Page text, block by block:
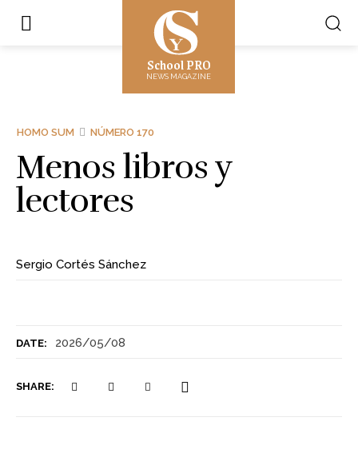
School PRO
NEWS MAGAZINE
DATE: 2026/05/08
SHARE:
HOMO SUM NÚMERO 170
Menos libros y
lectores
Sergio Cortés Sánchez